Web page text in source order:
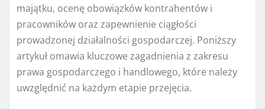
majątku, ocenę obowiązków kontrahentów i
pracowników oraz zapewnienie ciągłości
prowadzonej działalności gospodarczej. Poniższy
artykuł omawia kluczowe zagadnienia z zakresu
prawa gospodarczego i handlowego, które należy
uwzględnić na każdym etapie przejęcia.